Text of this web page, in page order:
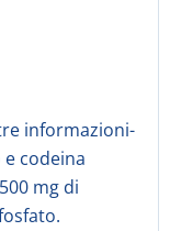
informazioni-
codeina
mg di